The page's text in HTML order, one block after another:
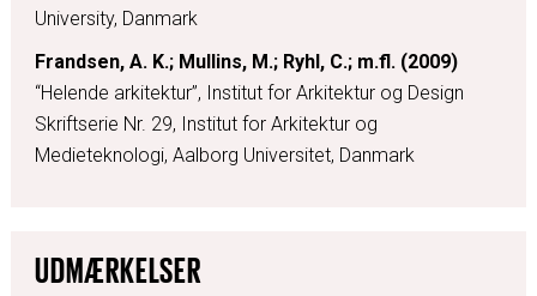
University, Danmark
Frandsen, A. K.; Mullins, M.; Ryhl, C.; m.fl. (2009)
“Helende arkitektur”, Institut for Arkitektur og Design
Skriftserie Nr. 29, Institut for Arkitektur og
Medieteknologi, Aalborg Universitet, Danmark
UDMÆRKELSER